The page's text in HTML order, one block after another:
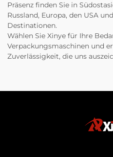
Präsenz finden Sie in
Russland, Europa, den USA
Destinationen.
Wählen Sie Xinye für Ihre
Verpackungsmaschinen und
Zuverlässigkeit, die uns